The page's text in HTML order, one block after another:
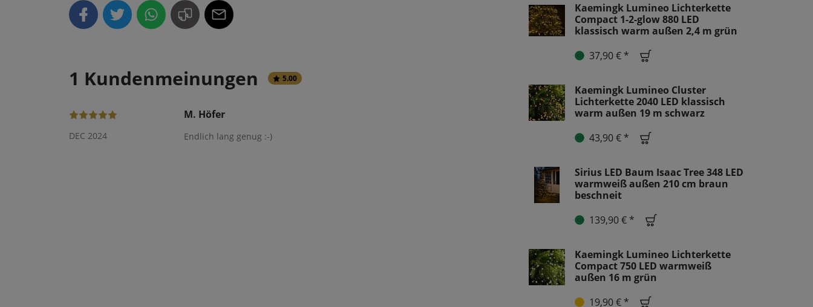
1 Kundenmeinungen 5.00
DEC 2024
M. Höfer
Endlich lang genug :-)
Kaemingk Lumineo Lichterkette
Compact 1-2-glow 880 LED
klassisch warm außen 2,4 m grün
37,90 € *
Kaemingk Lumineo Cluster
Lichterkette 2040 LED klassisch
warm außen 19 m schwarz
43,90 € *
Sirius LED Baum Isaac Tree 348 LED
warmweiß außen 210 cm braun
beschneit
139,90 € *
Kaemingk Lumineo Lichterkette
Compact 750 LED warmweiß
außen 16 m grün
19,90 € *